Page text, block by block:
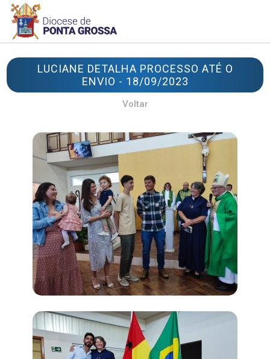
LUCIANE DETALHA PROCESSO ATÉ O
ENVIO - 18/09/2023
Voltar